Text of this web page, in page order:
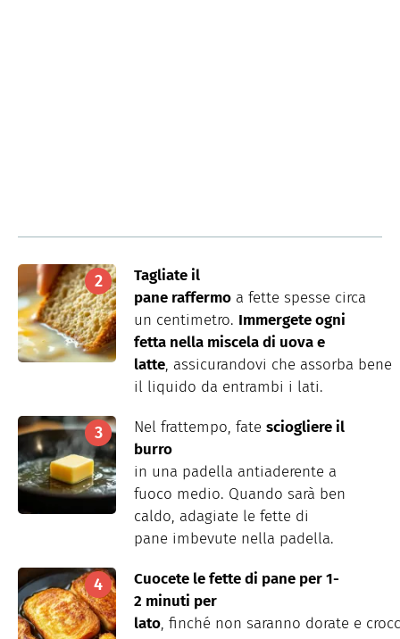
Tagliate il
pane raffermo a fette spesse circa
un centimetro. Immergeteogni
fetta nella misceladi uovae
latte, assicurandovi che assorba bene
il liquido da entrambi i lati.
Nel frattempo, fate sciogliere il
burro
in una padella antiaderente a
fuoco medio. Quando sarà ben
caldo, adagiate le fette di
pane imbevute nella padella.
Cuocete lefettedi pane per 1-
2 minuti per
lato, finché non saranno dorate e